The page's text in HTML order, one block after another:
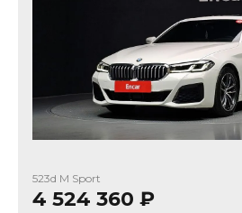
523d M Sport
4 524 360 ₽